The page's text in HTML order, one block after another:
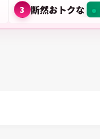
3 断然おトクな